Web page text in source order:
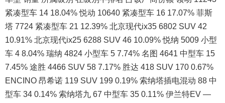
紧凑型车 14 18.04% 悦动 10640 紧凑型车 16 17.07% 菲斯
塔 7724 紧凑型车 21 12.39% 北京现代ix35 6802 SUV 42
10.91% 北京现代ix25 6288 SUV 46 10.09% 悦纳 5009 小型
车 4 8.04% 瑞纳 4824 小型车 5 7.74% 名图 4641 中型车 15
7.45% 途胜 4466 SUV 58 7.17% 胜达 418 SUV 170 0.67%
ENCINO 昂希诺 119 SUV 199 0.19% 索纳塔插电混动 88 中
型车 34 0.14% 索纳塔九 67 中型车 35 0.11% 伊兰特EV —